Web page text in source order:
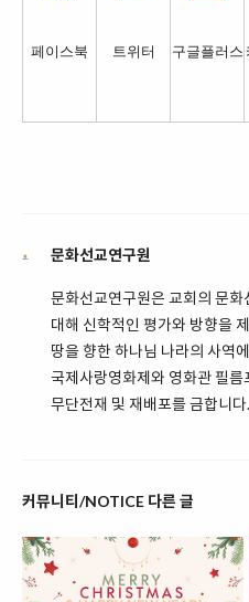
페이스북 트위터 구글플러스
문화선교연구원
문화선교연구원은 교회의 문
대해 신학적인 평가와 방향을
땅을 향한 하나님 나라의 사역
국제사랑영화제와 영화관 필
무단전재 및 재배포를 금합니다.
커뮤니티/NOTICE 다른 글